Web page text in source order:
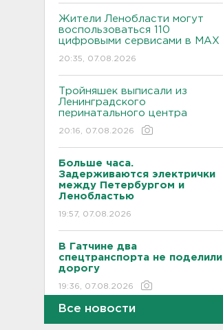
Жители Ленобласти могут
воспользоваться 110
цифровыми сервисами в МАХ
20:35, 07.08.2026
Тройняшек выписали из
Ленинградского
перинатального центра
20:16, 07.08.2026
Больше часа.
Задерживаются электрички
между Петербургом и
Ленобластью
19:57, 07.08.2026
В Гатчине два
спецтранспорта не поделили
дорогу
19:36, 07.08.2026
Все новости